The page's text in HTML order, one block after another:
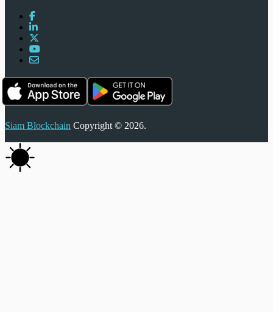
Siam Blockchain Copyright © 2026.